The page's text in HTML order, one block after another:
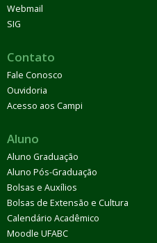
Webmail
SIG
Contato
Fale Conosco
Ouvidoria
Acesso aos Campi
Aluno
Aluno Graduação
Aluno Pós-Graduação
Bolsas e Auxílios
Bolsas de Extensão e Cultura
Calendário Acadêmico
Moodle UFABC